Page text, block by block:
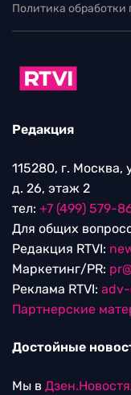
Политика
Редакция
115280, г. Москва,
д. 26, этаж 2
тел: +7 (499) 579-
Для общих
Редакция RTVI:
Маркетинг/PR:
Реклама RTVI: adv-
Партнерские
Достойные
Мы в